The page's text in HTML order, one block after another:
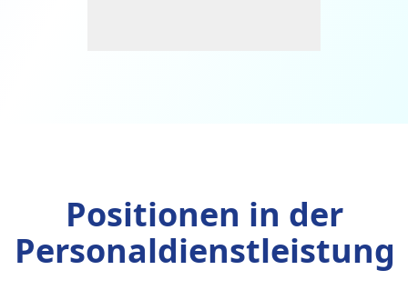
Positionen in der
Personaldienstleistung